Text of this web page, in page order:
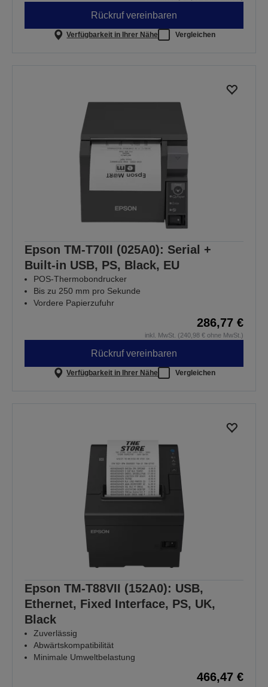
Rückruf vereinbaren
Verfügbarkeit in Ihrer Nähe Vergleichen
Epson TM-T70II (025A0): Serial +
Built-in USB, PS, Black, EU
POS-Thermobondrucker
Bis zu 250 mm pro Sekunde
Vordere Papierzufuhr
286,77 €
inkl. MwSt. (240,98 € ohne MwSt.)
Rückruf vereinbaren
Verfügbarkeit in Ihrer Nähe Vergleichen
Epson TM-T88VII (152A0): USB,
Ethernet, Fixed Interface, PS, UK,
Black
Zuverlässig
Abwärtskompatibilität
Minimale Umweltbelastung
466,47 €